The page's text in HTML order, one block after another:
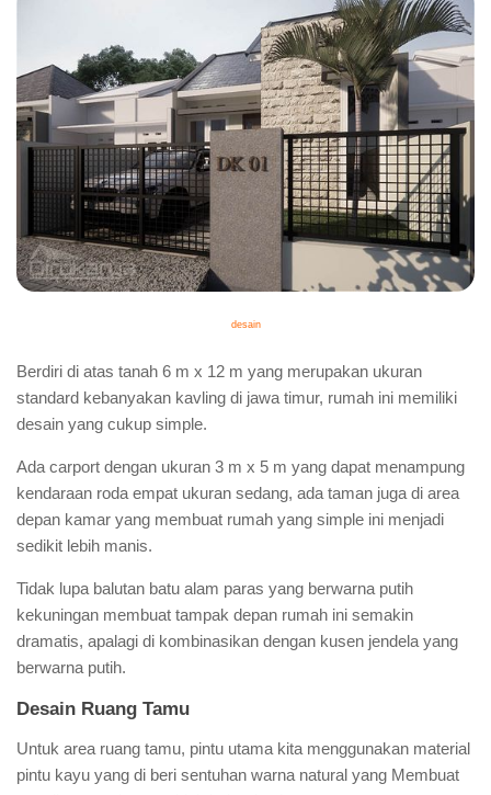
desain
Berdiri di atas tanah 6 m x 12 m yang merupakan ukuran
standard kebanyakan kavling di jawa timur, rumah ini memiliki
desain yang cukup simple.
Ada carport dengan ukuran 3 m x 5 m yang dapat menampung
kendaraan roda empat ukuran sedang, ada taman juga di area
depan kamar yang membuat rumah yang simple ini menjadi
sedikit lebih manis.
Tidak lupa balutan batu alam paras yang berwarna putih
kekuningan membuat tampak depan rumah ini semakin
dramatis, apalagi di kombinasikan dengan kusen jendela yang
berwarna putih.
Desain Ruang Tamu
Untuk area ruang tamu, pintu utama kita menggunakan material
pintu kayu yang di beri sentuhan warna natural yang Membuat